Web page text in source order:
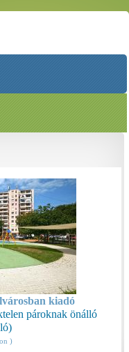
kiadó
pároknak önálló
)